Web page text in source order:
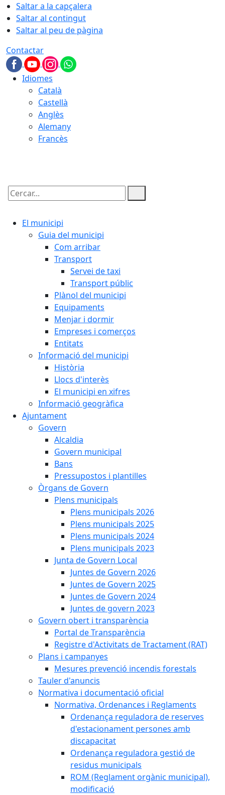
Saltar a la capçalera
Saltar al contingut
Saltar al peu de pàgina
Contactar
Idiomes
Català
Castellà
Anglès
Alemany
Francès
Cercar:
El municipi
Guia del municipi
Com arribar
Transport
Servei de taxi
Transport públic
Plànol del municipi
Equipaments
Menjar i dormir
Empreses i comerços
Entitats
Informació del municipi
Història
Llocs d'interès
El municipi en xifres
Informació geogràfica
Ajuntament
Govern
Alcaldia
Govern municipal
Bans
Pressupostos i plantilles
Òrgans de Govern
Plens municipals
Plens municipals 2026
Plens municipals 2025
Plens municipals 2024
Plens municipals 2023
Junta de Govern Local
Juntes de Govern 2026
Juntes de Govern 2025
Juntes de Govern 2024
Juntes de govern 2023
Govern obert i transparència
Portal de Transparència
Registre d'Activitats de Tractament (RAT)
Plans i campanyes
Mesures prevenció incendis forestals
Tauler d'anuncis
Normativa i documentació oficial
Normativa, Ordenances i Reglaments
Ordenança reguladora de reserves
d'estacionament persones amb
discapacitat
Ordenança reguladora gestió de
residus municipals
ROM (Reglament orgànic municipal),
modificació